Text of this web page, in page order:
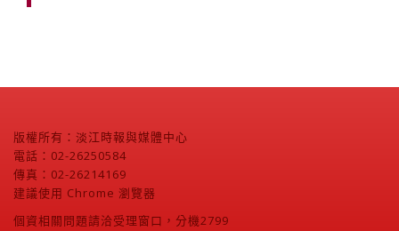
版權所有：淡江時報與媒體中心
電話：02-26250584
傳真：02-26214169
建議使用 Chrome 瀏覽器
個資相關問題請洽受理窗口，分機2799